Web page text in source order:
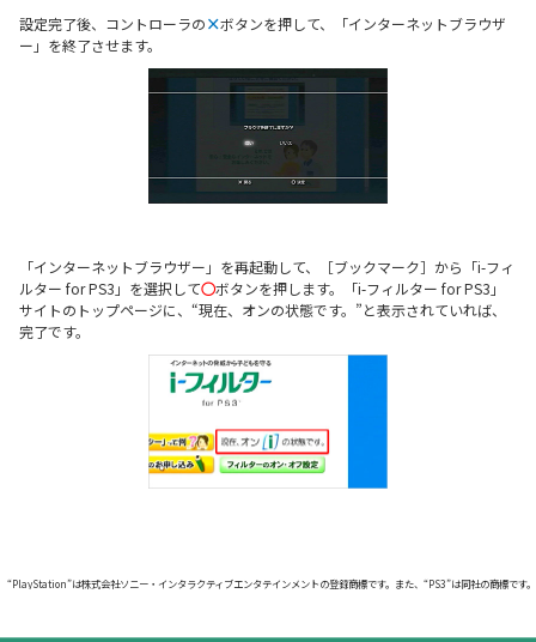
設定完了後、コントローラの×ボタンを押して、「インターネットブラウザ
ー」を終了させます。
「インターネットブラウザー」を再起動して、［ブックマーク］から「i-フィ
ルター for PS3」を選択して○ボタンを押します。「i-フィルター for PS3」
サイトのトップページに、“現在、オンの状態です。”と表示されていれば、
完了です。
“PlayStation”は株式会社ソニー・インタラクティブエンタテインメントの登録商標です。また、“PS3”は同社の商標です。